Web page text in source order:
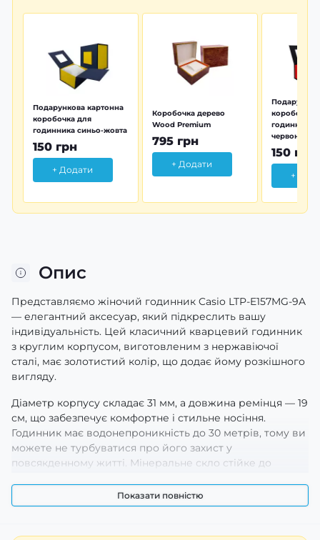
Подарункова картонна
коробочка для
годинника синьо-жовта
150 грн
+ Додати
Коробочка дерево
Wood Premium
795 грн
+ Додати
коробочка
годинника
червона
150 грн
+
Опис
Представляємо жіночий годинник Casio LTP-E157MG-9A
— елегантний аксесуар, який підкреслить вашу
індивідуальність. Цей класичний кварцевий годинник
з круглим корпусом, виготовленим з нержавіючої
сталі, має золотистий колір, що додає йому розкішного
вигляду.
Діаметр корпусу складає 31 мм, а довжина ремінця — 19
см, що забезпечує комфортне і стильне носіння.
Годинник має водонепроникність до 30 метрів, тому ви
можете не турбуватися про його захист у
повсякденному житті. Мінеральне скло стійке до
секунди, що дозволяє завжди залишатися на часі.
циферблаті, що надає йому витонченого шарму.
Показати повністю